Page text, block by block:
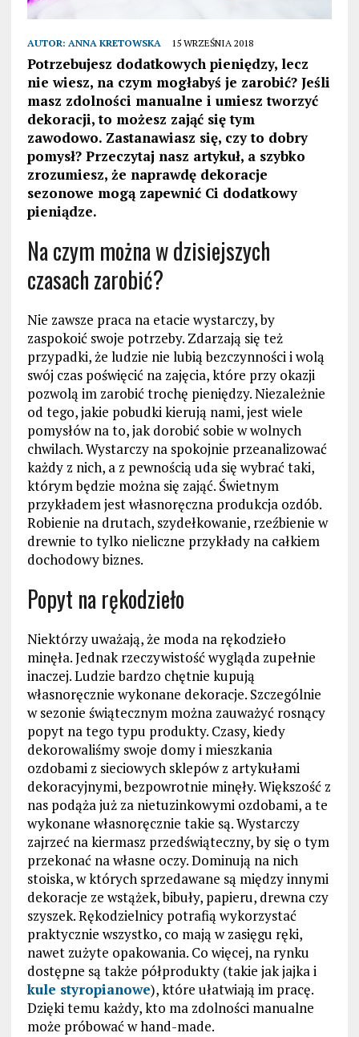
AUTOR: ANNA KRETOWSKA 15 WRZEŚNIA 2018
Potrzebujesz dodatkowych pieniędzy, lecz
nie wiesz, na czym mogłabyś je zarobić? Jeśli
masz zdolności manualne i umiesz tworzyć
dekoracji, to możesz zająć się tym
zawodowo. Zastanawiasz się, czy to dobry
pomysł? Przeczytaj nasz artykuł, a szybko
zrozumiesz, że naprawdę dekoracje
sezonowe mogą zapewnić Ci dodatkowy
pieniądze.
Na czym można w dzisiejszych
czasach zarobić?
Nie zawsze praca na etacie wystarczy, by
zaspokoić swoje potrzeby. Zdarzają się też
przypadki, że ludzie nie lubią bezczynności i wolą
swój czas poświęcić na zajęcia, które przy okazji
pozwolą im zarobić trochę pieniędzy. Niezależnie
od tego, jakie pobudki kierują nami, jest wiele
pomysłów na to, jak dorobić sobie w wolnych
chwilach. Wystarczy na spokojnie przeanalizować
każdy z nich, a z pewnością uda się wybrać taki,
którym będzie można się zająć. Świetnym
przykładem jest własnoręczna produkcja ozdób.
Robienie na drutach, szydełkowanie, rzeźbienie w
drewnie to tylko nieliczne przykłady na całkiem
dochodowy biznes.
Popyt na rękodzieło
Niektórzy uważają, że moda na rękodzieło
minęła. Jednak rzeczywistość wygląda zupełnie
inaczej. Ludzie bardzo chętnie kupują
własnoręcznie wykonane dekoracje. Szczególnie
w sezonie świątecznym można zauważyć rosnący
popyt na tego typu produkty. Czasy, kiedy
dekorowaliśmy swoje domy i mieszkania
ozdobami z sieciowych sklepów z artykułami
dekoracyjnymi, bezpowrotnie minęły. Większość z
nas podąża już za nietuzinkowymi ozdobami, a te
wykonane własnoręcznie takie są. Wystarczy
zajrzeć na kiermasz przedświąteczny, by się o tym
przekonać na własne oczy. Dominują na nich
stoiska, w których sprzedawane są między innymi
dekoracje ze wstążek, bibuły, papieru, drewna czy
szyszek. Rękodzielnicy potrafią wykorzystać
praktycznie wszystko, co mają w zasięgu ręki,
nawet zużyte opakowania. Co więcej, na rynku
dostępne są także półprodukty (takie jak jajka i
kule styropianowe), które ułatwiają im pracę.
Dzięki temu każdy, kto ma zdolności manualne
może próbować w hand-made.